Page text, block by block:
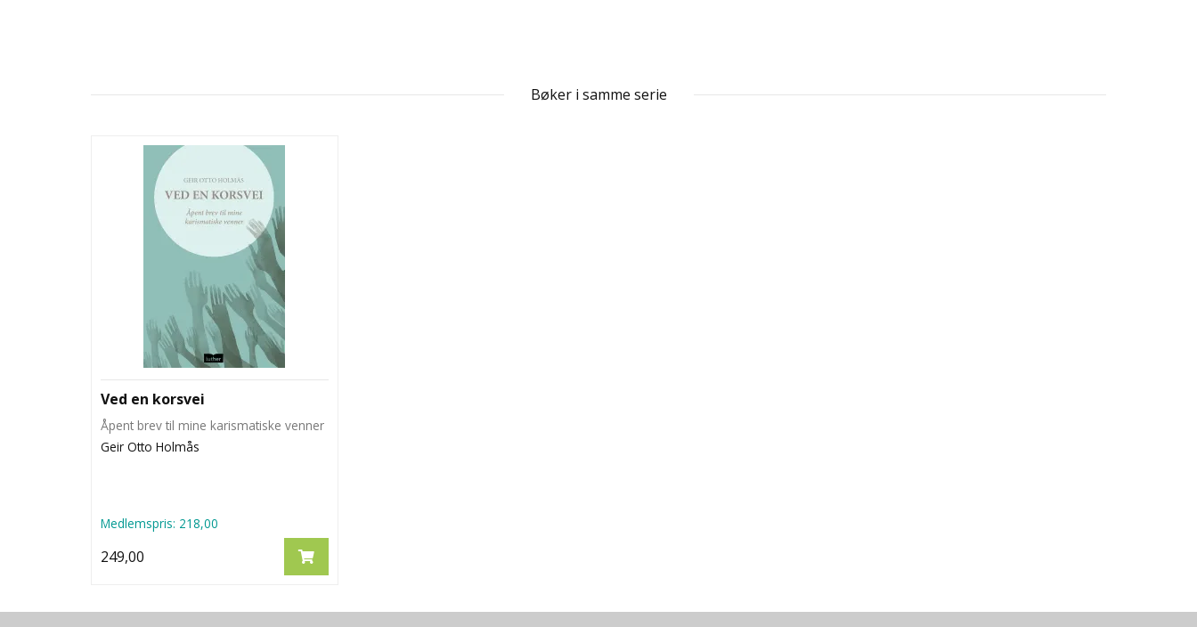
Bøker i samme serie
Ved en korsvei
Åpent brev til mine karismatiske venner
Geir Otto Holmås
Medlemspris: 218,00
249,00